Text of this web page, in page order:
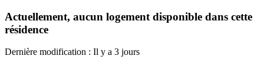
Actuellement, aucun logement disponible dans cette
résidence
Dernière modification : Il y a 3 jours